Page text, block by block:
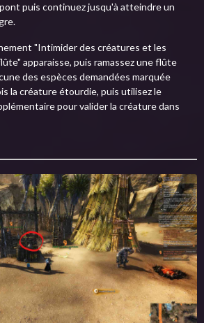
puis continuez jusqu'à atteindre un
"Intimider des créatures et les
apparaisse, puis ramassez une flûte
des espèces demandées marquée
la créature étourdie, puis utilisez le
pour valider la créature dans